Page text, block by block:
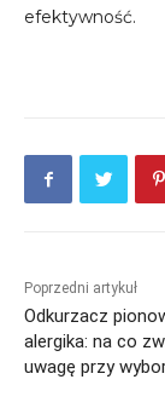
efektywność.
Poprzedni artykuł
Odkurzacz
alergika: na co
uwagę przy